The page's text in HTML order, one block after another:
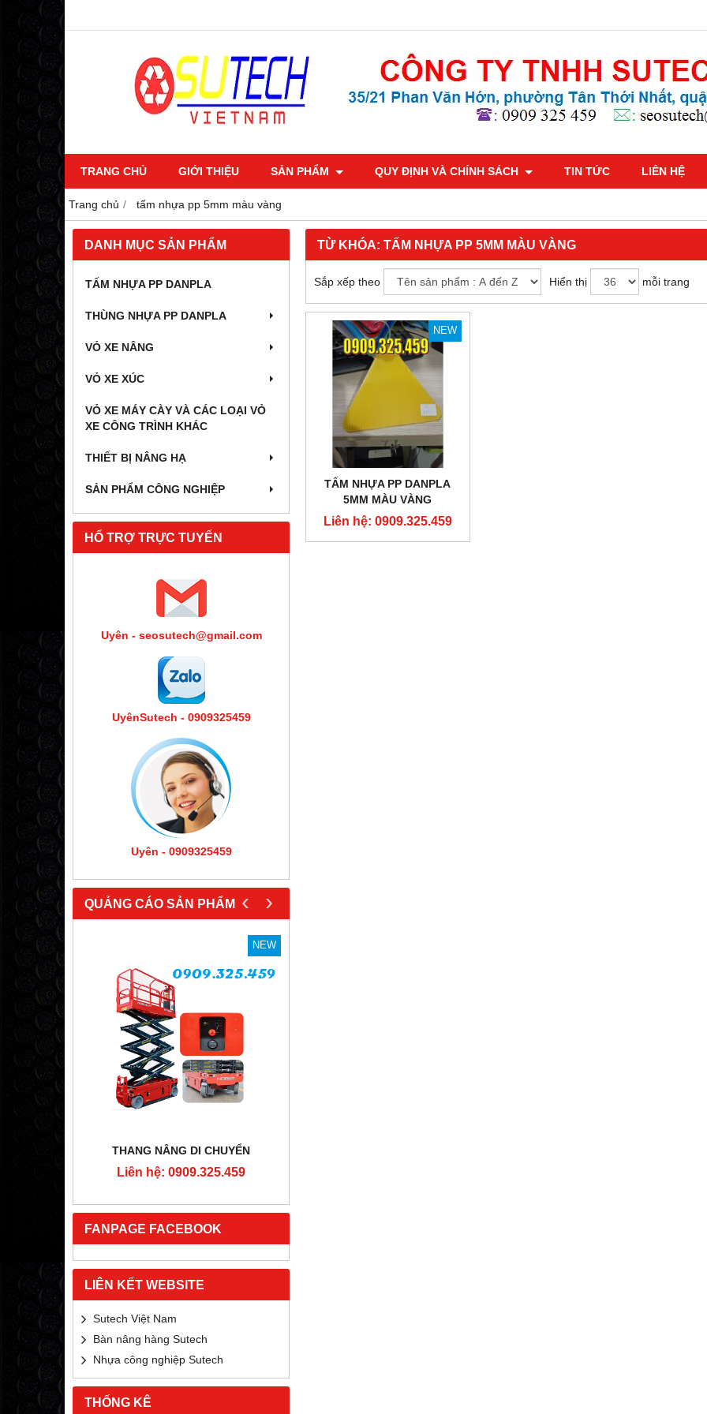
TRANG CHỦ GIỚI THIỆU SẢN PHẨM QUY ĐỊNH VÀ CHÍNH SÁCH TIN TỨC LIÊN HỆ
Trang chủ tấm nhựa pp 5mm màu vàng
DANH MỤC SẢN PHẨM
TẤM NHỰA PP DANPLA
THÙNG NHỰA PP DANPLA
VỎ XE NÂNG
VỎ XE XÚC
VỎ XE MÁY CÀY VÀ CÁC LOẠI VỎ
XE CÔNG TRÌNH KHÁC
THIẾT BỊ NÂNG HẠ
SẢN PHẨM CÔNG NGHIỆP
HỔ TRỢ TRỰC TUYẾN
Uyên - seosutech@gmail.com
UyênSutech - 0909325459
Uyên - 0909325459
QUẢNG CÁO SẢN PHẨM
NEW
THANG NÂNG DI CHUYỂN
Liên hệ: 0909.325.459
‹ ›
FANPAGE FACEBOOK
LIÊN KẾT WEBSITE
Sutech Việt Nam
Bàn nâng hàng Sutech
Nhựa công nghiệp Sutech
THỐNG KÊ
TỪ KHÓA: TẤM NHỰA PP 5MM MÀU VÀNG
Sắp xếp theo Hiển thị mỗi trang
NEW
TẤM NHỰA PP DANPLA
5MM MÀU VÀNG
Liên hệ: 0909.325.459